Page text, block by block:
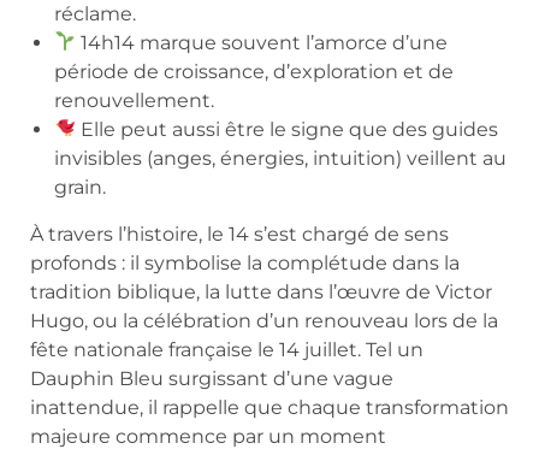
réclame.
14h14 marque souvent l’amorce d’une
période de croissance, d’exploration et de
renouvellement.
Elle peut aussi être le signe que des guides
invisibles (anges, énergies, intuition) veillent au
grain.
À travers l’histoire, le 14 s’est chargé de sens
profonds : il symbolise la complétude dans la
tradition biblique, la lutte dans l’œuvre de Victor
Hugo, ou la célébration d’un renouveau lors de la
fête nationale française le 14 juillet. Tel un
Dauphin Bleu surgissant d’une vague
inattendue, il rappelle que chaque transformation
majeure commence par un moment